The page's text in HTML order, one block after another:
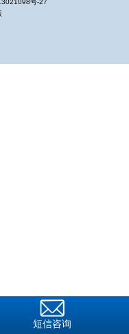
着保安员服装，佩戴全国
号-27
短信咨询